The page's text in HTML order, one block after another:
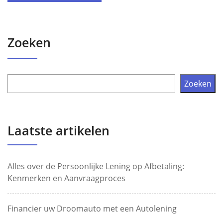
Zoeken
Zoeken
Laatste artikelen
Alles over de Persoonlijke Lening op Afbetaling:
Kenmerken en Aanvraagproces
Financier uw Droomauto met een Autolening